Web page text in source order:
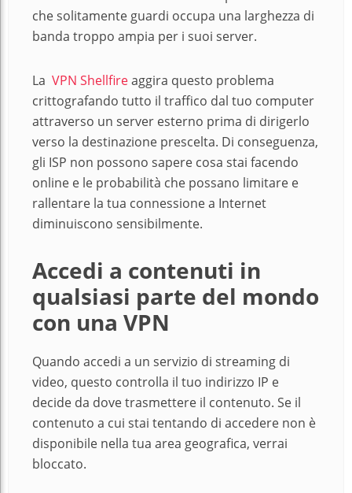
che solitamente guardi occupa una larghezza di
banda troppo ampia per i suoi server.
La VPN Shellfireaggira questo problema
crittografando tutto il traffico dal tuo computer
attraverso un server esterno prima di dirigerlo
verso la destinazione prescelta. Di conseguenza,
gli ISP non possono sapere cosa stai facendo
online e le probabilità che possano limitare e
rallentare la tua connessione a Internet
diminuiscono sensibilmente.
Accedi a contenuti in
qualsiasi parte del mondo
con una VPN
Quando accedi a un servizio di streaming di
video, questo controlla il tuo indirizzo IP e
decide da dove trasmettere il contenuto. Se il
contenuto a cui stai tentando di accedere non è
disponibile nella tua area geografica, verrai
bloccato.